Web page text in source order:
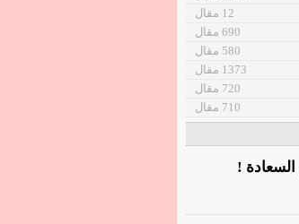
12 مقال
690 مقال
580 مقال
1373 مقال
720 مقال
710 مقال
!